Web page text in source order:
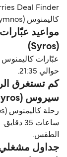
كاليمنوس (Kalymnos) سيروس (Syros).
(Syros)
حوالي 21:35.
سيروس (Syros)؟
ساعات
الطقس.